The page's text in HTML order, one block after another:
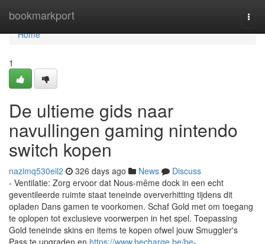
bookmarkport
Home
Home
1
De ultieme gids naar
navullingen gaming nintendo
switch kopen
nazimq530eil2 326 days ago News
Discuss
- Ventilatie: Zorg ervoor dat Nous-même dock in een echt
geventileerde ruimte staat teneinde oververhitting tijdens dit
opladen Dans gamen te voorkomen. Schaf Gold met om toegang
te oplopen tot exclusieve voorwerpen in het spel. Toepassing
Gold teneinde skins en items te kopen ofwel jouw Smuggler's
Pass te upgraden en https://www.becharge.be/be-